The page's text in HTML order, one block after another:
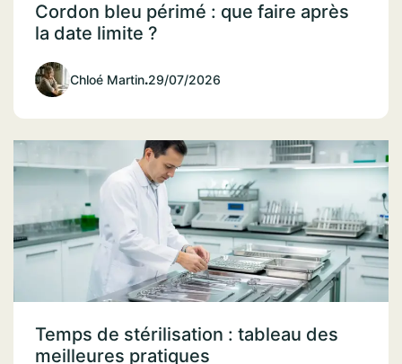
Cordon bleu périmé : que faire après
la date limite ?
Chloé Martin.29/07/2026
Temps de stérilisation : tableau des
meilleures pratiques